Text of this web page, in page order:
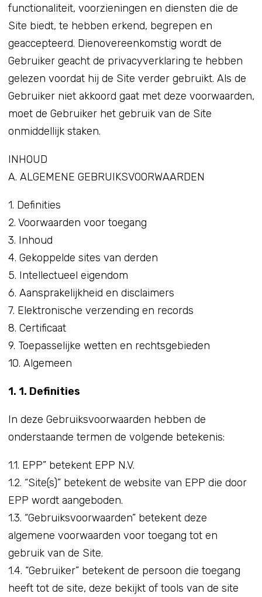
functionaliteit, voorzieningen en diensten die de
Site biedt, te hebben erkend, begrepen en
geaccepteerd. Dienovereenkomstig wordt de
Gebruiker geacht de privacyverklaring te hebben
gelezen voordat hij de Site verder gebruikt. Als de
Gebruiker niet akkoord gaat met deze voorwaarden,
moet de Gebruiker het gebruik van de Site
onmiddellijk staken.
INHOUD
A. ALGEMENE GEBRUIKSVOORWAARDEN
1. Definities
2. Voorwaarden voor toegang
3. Inhoud
4. Gekoppelde sites van derden
5. Intellectueel eigendom
6. Aansprakelijkheid en disclaimers
7. Elektronische verzending en records
8. Certificaat
9. Toepasselijke wetten en rechtsgebieden
10. Algemeen
1. 1. Definities
In deze Gebruiksvoorwaarden hebben de
onderstaande termen de volgende betekenis:
1.1. EPP” betekent EPP N.V.
1.2. “Site(s)” betekent de website van EPP die door
EPP wordt aangeboden.
1.3. “Gebruiksvoorwaarden” betekent deze
algemene voorwaarden voor toegang tot en
gebruik van de Site.
1.4. “Gebruiker” betekent de persoon die toegang
heeft tot de site, deze bekijkt of tools van de site
NLEN